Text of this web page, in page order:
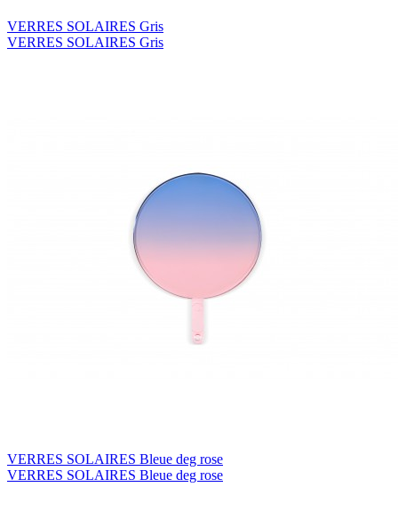
VERRES SOLAIRES Gris
VERRES SOLAIRES Gris
VERRES SOLAIRES Bleue deg rose
VERRES SOLAIRES Bleue deg rose